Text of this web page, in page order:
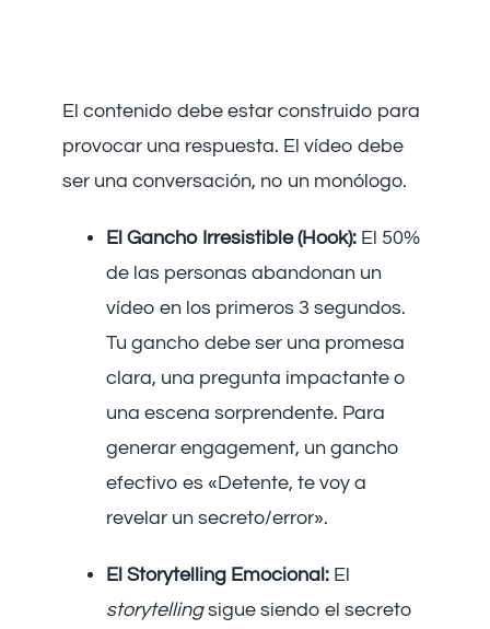
El contenido debe estar construido para
provocar una respuesta. El vídeo debe
ser una conversación, no un monólogo.
El Gancho Irresistible (Hook): El 50%
de las personas abandonan un
vídeo en los primeros 3 segundos.
Tu gancho debe ser una promesa
clara, una pregunta impactante o
una escena sorprendente. Para
generar engagement, un gancho
efectivo es «Detente, te voy a
revelar un secreto/error».
El Storytelling Emocional: El
storytellingsigue siendo el secreto